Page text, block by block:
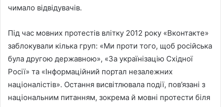
чимало відвідувачів.
Під час мовних протестів влітку 2012 року «Вконтакте»
заблокували кілька груп: «Ми проти того, щоб російська
була другою державною», «За українізацію Східної
Росії» та «Інформаційний портал незалежних
націоналістів». Остання висвітлювала події, пов’язані з
національним питанням, зокрема й мовні протести біля